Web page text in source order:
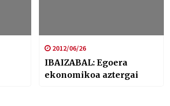
2012/06/26
IBAIZABAL: Egoera
ekonomikoa aztergai